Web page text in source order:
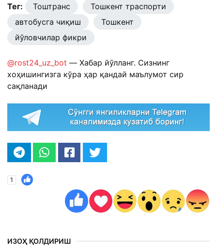
Тег: Тоштранс
Тошкент траспорти
автобусга чиқиш
Тошкент
йўловчилар фикри
@rost24_uz_bot — Хабар йўлланг. Сизнинг
хоҳишингизга кўра ҳар қандай маълумот сир
сақланади
1
ИЗОҲ ҚОЛДИРИШ